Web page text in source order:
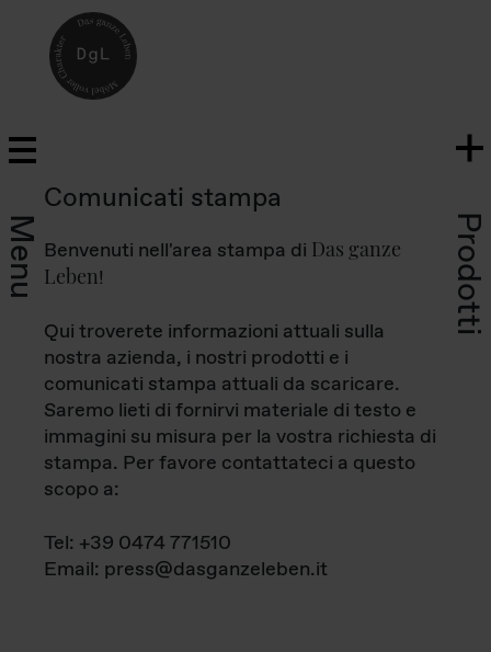
Menu Prodotti
Comunicati stampa
Benvenuti nell'area stampa di Das ganze
Leben!
Qui troverete informazioni attuali sulla
nostra azienda, i nostri prodotti e i
comunicati stampa attuali da scaricare.
Saremo lieti di fornirvi materiale di testo e
immagini su misura per la vostra richiesta di
stampa. Per favore contattateci a questo
scopo a:
Tel: +39 0474 771510
Email: press@dasganzeleben.it